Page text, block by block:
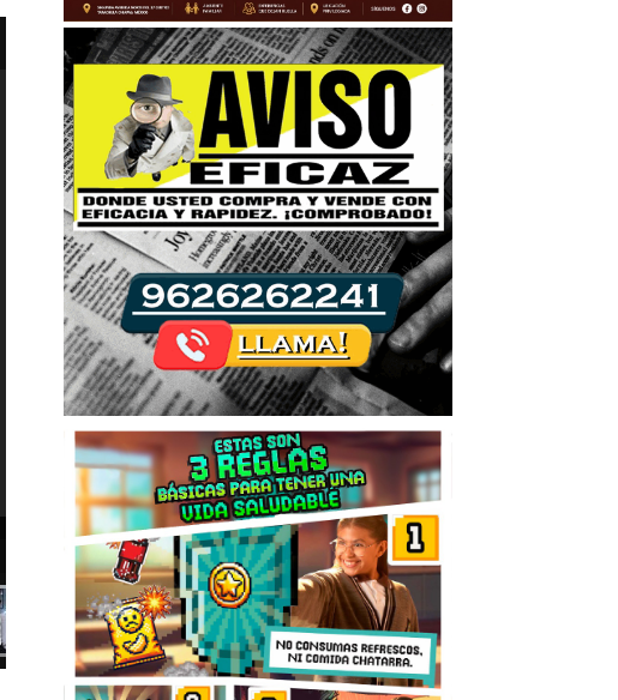
Axel Cortés, Eduardo Vega, Ivana Sánchez, Ángel Álvarez, Fátima Velasco, Javier